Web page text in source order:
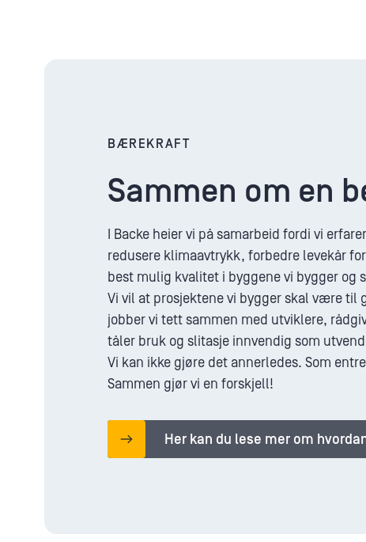
BÆREKRAFT
Sammen om en
I Backe heier vi på samarbeid fordi vi
redusere klimaavtrykk, forbedre levekår
best mulig kvalitet i byggene vi bygger og
Vi vil at prosjektene vi bygger skal være til
jobber vi tett sammen med utviklere,
tåler bruk og slitasje innvendig som
Vi kan ikke gjøre det annerledes. Som
Sammen gjør vi en forskjell!
Her kan du lese mer om